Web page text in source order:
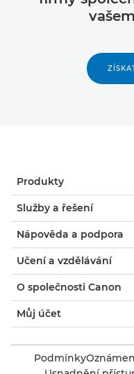
Produkty
Služby a řešení
Nápověda a podpora
Učení a vzdělávání
O společnosti Canon
Můj účet
Podmínky